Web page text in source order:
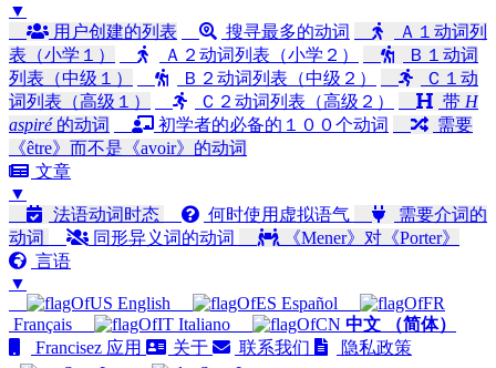
▼
用户创建的列表
搜寻最多的动词
Ａ１动词列
表（小学１）
Ａ２动词列表（小学２）
Ｂ１动词
列表（中级１）
Ｂ２动词列表（中级２）
Ｃ１动
词列表（高级１）
Ｃ２动词列表（高级２） 带 H
aspiré的动词 初学者的必备的１００个动词
需要
《être》而不是《avoir》的动词
文章
▼
法语动词时态
何时使用虚拟语气
需要介词的
动词
同形异义词的动词
《Mener》对《Porter》
言语
▼
English
Español
Français
Italiano
中文 （简体）
Francisez 应用
关于 联系我们 隐私政策